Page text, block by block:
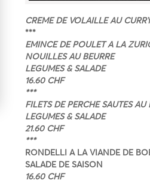
CREME DE VOLAILLE AU
***
EMINCE DE POULET A LA
NOUILLES AU BEURRE
LEGUMES & SALADE
16.60 CHF
***
FILETS DE PERCHE SAUTES AU
LEGUMES & SALADE
21.60 CHF
***
RONDELLI A LA VIANDE DE
SALADE DE SAISON
16.60 CHF